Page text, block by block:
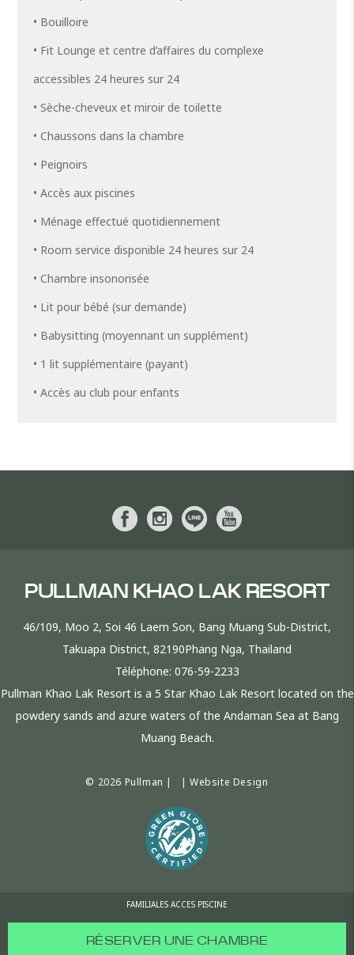
• Bouilloire
• Fit Lounge et centre d’affaires du complexe
accessibles 24 heures sur 24
• Sèche-cheveux et miroir de toilette
• Chaussons dans la chambre
• Peignoirs
• Accès aux piscines
• Ménage effectué quotidiennement
• Room service disponible 24 heures sur 24
• Chambre insonorisée
• Lit pour bébé (sur demande)
• Babysitting (moyennant un supplément)
• 1 lit supplémentaire (payant)
• Accès au club pour enfants
PULLMAN KHAO LAK RESORT
46/109, Moo 2, Soi 46 Laem Son, Bang Muang Sub-District,
Takuapa District, 82190Phang Nga, Thailand
Téléphone: 076-59-2233
Pullman Khao Lak Resort is a 5 Star Khao Lak Resort located on the
powdery sands and azure waters of the Andaman Sea at Bang
Muang Beach.
© 2026 Pullman | |Website Design
FAMILIALES ACCES PISCINE
RÉSERVER UNE CHAMBRE